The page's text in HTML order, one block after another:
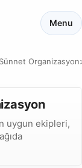
Menu
Sünnet Organizasyon
uygun ekipleri,